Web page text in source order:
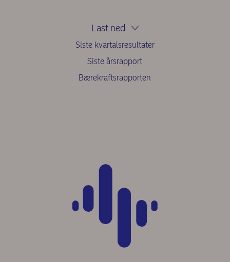
Last ned
Siste kvartalsresultater
Siste årsrapport
Bærekraftsrapporten